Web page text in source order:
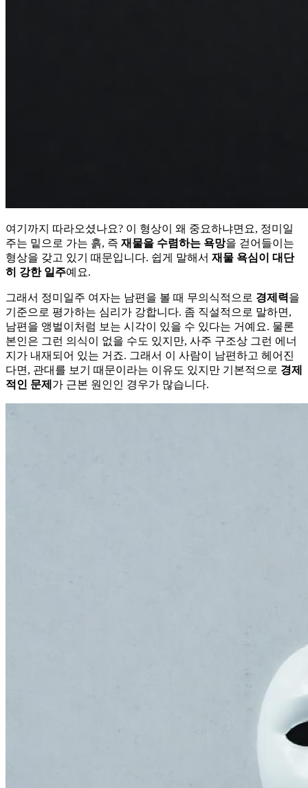
여기까지 따라오셨나요? 이 형상이 왜 중요하냐면요, 정미일
주는 밑으로 가는 흙, 즉 재물을 수렴하는 욕망을 걷어들이는
형상을 갖고 있기 때문입니다. 쉽게 말해서 재물 욕심이 대단
히 강한 일주예요.
그래서 정미일주 여자는 남편을 볼 때 무의식적으로 경제력을
기준으로 평가하는 심리가 강합니다. 좀 직설적으로 말하면,
남편을 앵벌이처럼 보는 시각이 있을 수 있다는 거예요. 물론
본인은 그런 의식이 없을 수도 있지만, 사주 구조상 그런 에너
지가 내재되어 있는 거죠. 그래서 이 사람이 남편하고 헤어진
다면, 관대를 보기 때문이라는 이유도 있지만 기본적으로 경제
적인 문제 가 근본 원인인 경우가 많습니다.